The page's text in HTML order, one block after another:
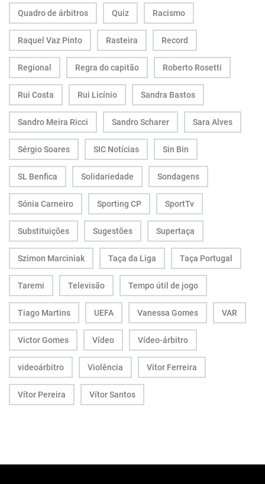
Quadro de árbitros Quiz Racismo
Raquel Vaz Pinto Rasteira Record
Regional Regra do capitão Roberto Rosetti
Rui Costa Rui Licínio Sandra Bastos
Sandro Meira Ricci Sandro Scharer Sara Alves
Sérgio Soares SIC Notícias Sin Bin
SL Benfica Solidariedade Sondagens
Sónia Carneiro Sporting CP SportTv
Substituições Sugestões Supertaça
Szimon Marciniak Taça da Liga Taça Portugal
Taremi Televisão Tempo útil de jogo
Tiago Martins UEFA Vanessa Gomes VAR
Victor Gomes Vídeo Vídeo-árbitro
videoárbitro Violência Vitor Ferreira
Vítor Pereira Vítor Santos